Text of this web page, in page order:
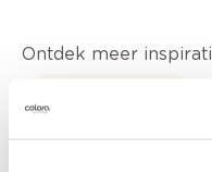
Ontdek meer